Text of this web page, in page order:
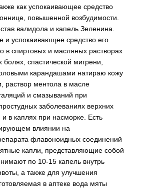
как успокаивающее средство
повышенной возбудимости.
валидола и капель Зеленина.
и успокаивающее средство его
в спиртовых и масляных растворах
болях, спастической мигрени,
карандашами натираю кожу
раствор ментола в масле
и смазываний при
заболеваниях верхних
в каплях при насморке. Есть
влиянии на
флавоноидных соединений
капли, представляющие собой
по 10-15 капель внутрь
а также для улучшения
в аптеке вода мяты